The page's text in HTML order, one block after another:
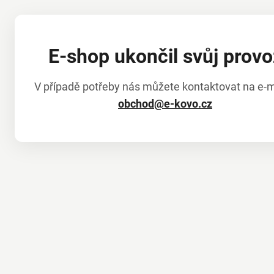
E-shop ukončil svůj
V případě potřeby nás můžete kontaktovat na e-
obchod@e-kovo.cz